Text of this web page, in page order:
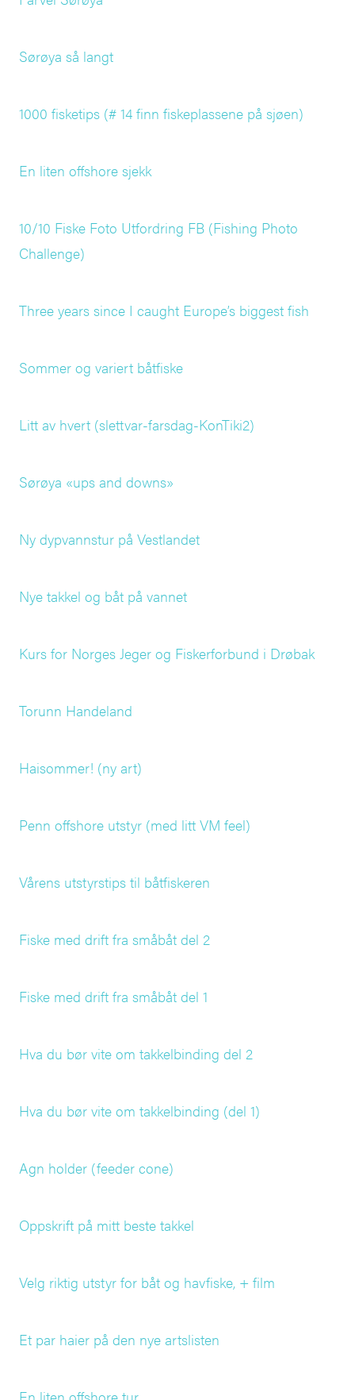
Sørøya så langt
1000 fisketips (# 14 finn fiskeplassene på sjøen)
En liten offshore sjekk
10/10 Fiske Foto Utfordring FB (Fishing Photo
Challenge)
Three years since I caught Europe’s biggest fish
Sommer og variert båtfiske
Litt av hvert (slettvar-farsdag-KonTiki2)
Sørøya «ups and downs»
Ny dypvannstur på Vestlandet
Nye takkel og båt på vannet
Kurs for Norges Jeger og Fiskerforbund i Drøbak
Torunn Handeland
Haisommer! (ny art)
Penn offshore utstyr (med litt VM feel)
Vårens utstyrstips til båtfiskeren
Fiske med drift fra småbåt del 2
Fiske med drift fra småbåt del 1
Hva du bør vite om takkelbinding del 2
Hva du bør vite om takkelbinding (del 1)
Agn holder (feeder cone)
Oppskrift på mitt beste takkel
Velg riktig utstyr for båt og havfiske, + film
Et par haier på den nye artslisten